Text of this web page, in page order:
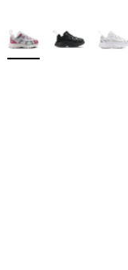
Plus de couleurs